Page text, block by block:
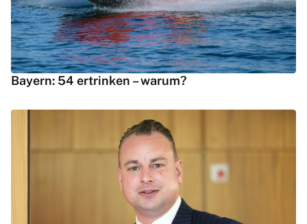
Bayern: 54 ertrinken – warum?